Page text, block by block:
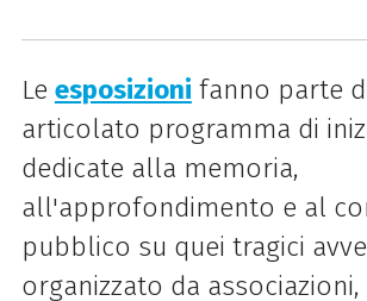
Le esposizioni fanno parte
articolato programma di
dedicate alla memoria,
all'approfondimento e al
pubblico su quei tragici
organizzato da